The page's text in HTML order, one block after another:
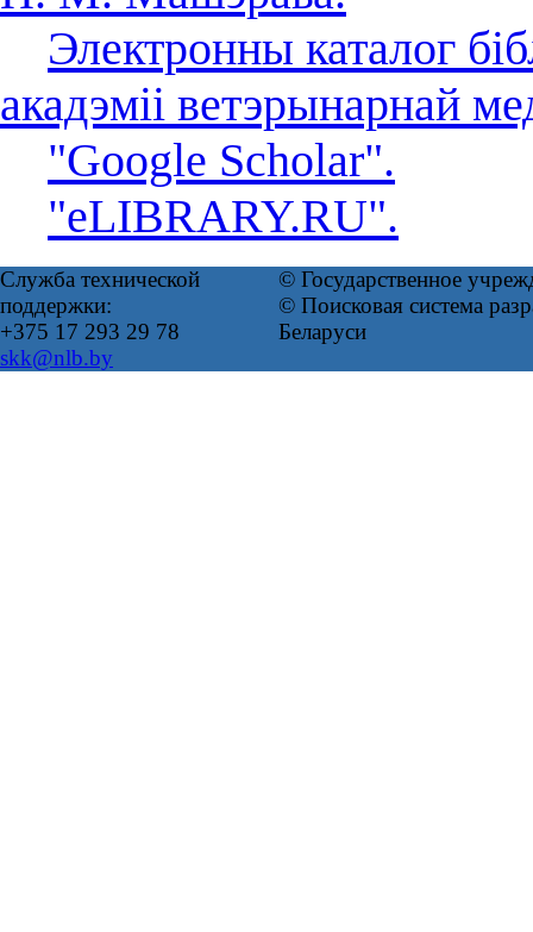
Электронны каталог
акадэміі ветэрынарнай
"Google Scholar".
"eLIBRARY.RU".
Служба технической
поддержки:
+375 17 293 29 78
skk@nlb.by
© Государственное
© Поисковая система
Беларуси